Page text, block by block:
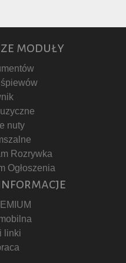
moduły
nuty
Rozrywka
Ogłoszenia
linki